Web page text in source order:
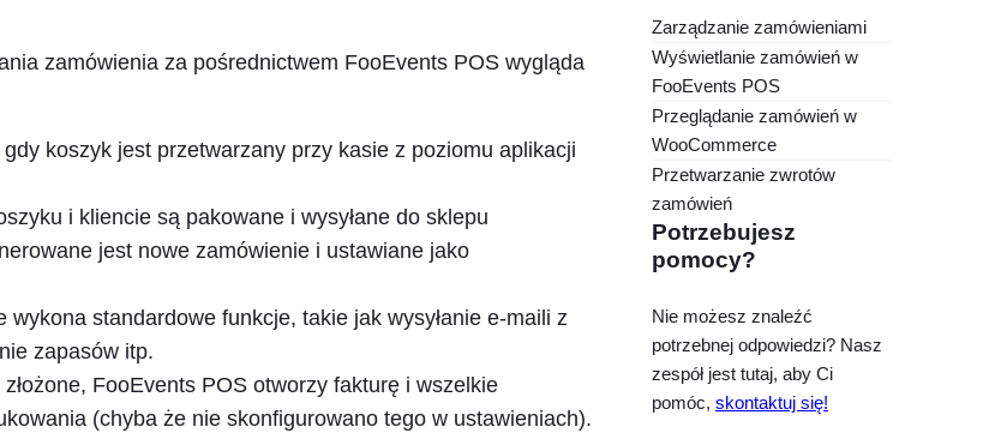
Czech
zamówienia za pośrednictwem FooEvents POS wygląda
koszyk jest przetwarzany przy kasie z poziomu aplikacji
i kliencie są pakowane i wysyłane do sklepu
jest nowe zamówienie i ustawiane jako
wykona standardowe funkcje, takie jak wysyłanie e-maili z
zapasów itp.
FooEvents POS otworzy fakturę i wszelkie
(chyba że nie skonfigurowano tego w ustawieniach).
Zarządzanie zamówieniami
Wyświetlanie zamówień w
FooEvents POS
Przeglądanie zamówień w
WooCommerce
Przetwarzanie zwrotów
zamówień
Potrzebujesz
pomocy?
Nie możesz znaleźć
potrzebnej odpowiedzi? Nasz
zespół jest tutaj, aby Ci
pomóc, skontaktuj się!